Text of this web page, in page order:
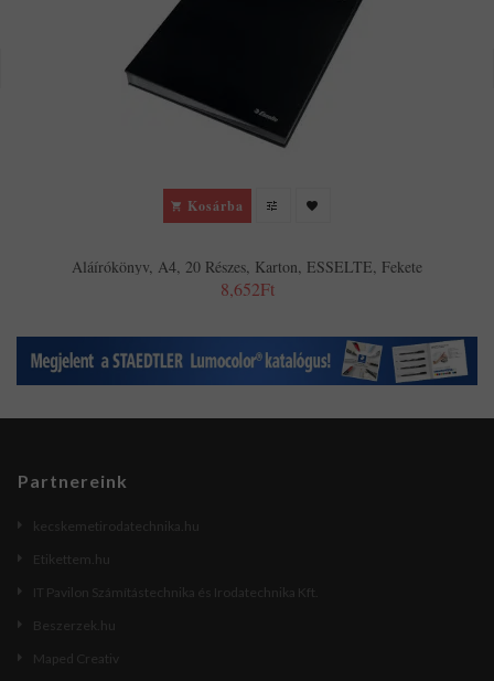
Kosárba
Aláírókönyv, A4, 20 Részes, Karton, ESSELTE, Fekete
8,652Ft
Partnereink
kecskemetirodatechnika.hu
Etikettem.hu
IT Pavilon Számítástechnika és Irodatechnika Kft.
Beszerzek.hu
Maped Creativ